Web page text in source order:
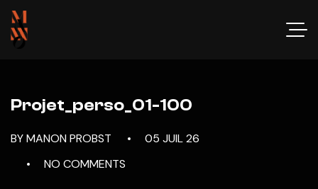
Projet_perso_01-100
BY MANON PROBST
05 JUIL 26
NO COMMENTS